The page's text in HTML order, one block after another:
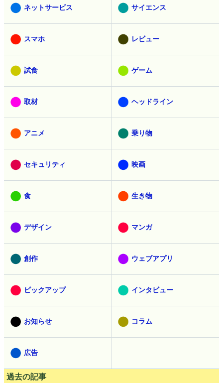
ネットサービス サイエンス
スマホ レビュー
試食 ゲーム
取材 ヘッドライン
アニメ 乗り物
セキュリティ 映画
食 生き物
デザイン マンガ
創作 ウェブアプリ
ピックアップ インタビュー
お知らせ コラム
広告
過去の記事